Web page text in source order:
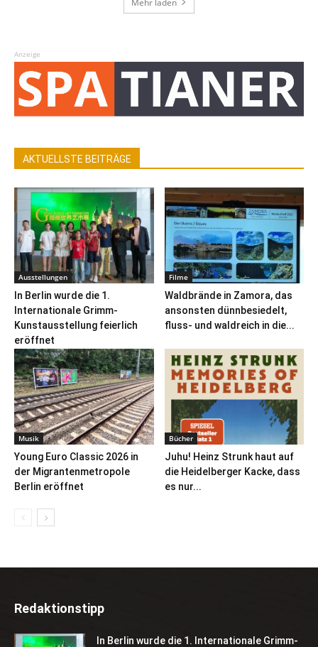
Anzeige
AKTUELLSTE BEITRÄGE
Ausstellungen
In Berlin wurde die 1.
Internationale Grimm-
Kunstausstellung feierlich
eröffnet
Filme
Waldbrände in Zamora, das
ansonsten dünnbesiedelt,
fluss- und waldreich in die...
Musik
Young Euro Classic 2026 in
der Migrantenmetropole
Berlin eröffnet
Bücher
Juhu! Heinz Strunk haut auf
die Heidelberger Kacke, dass
es nur...
Redaktionstipp
In Berlin wurde die 1. Internationale Grimm-